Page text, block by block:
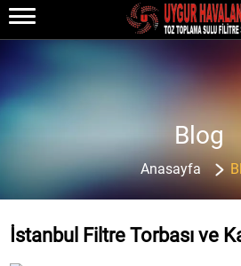
Blog
Anasayfa
İstanbul Filtre Torbası ve